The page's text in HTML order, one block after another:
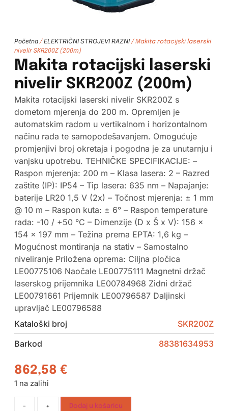
Početna/ ELEKTRIČNI STROJEVI RAZNI/ Makita rotacijski laserski
nivelir SKR200Z (200m)
Makita rotacijski laserski
nivelir SKR200Z (200m)
Makita rotacijski laserski nivelir SKR200Z s
dometom mjerenja do 200 m. Opremljen je
automatskim radom u vertikalnom i horizontalnom
načinu rada te samopodešavanjem. Omogućuje
promjenjivi broj okretaja i pogodna je za unutarnju i
vanjsku upotrebu. TEHNIČKE SPECIFIKACIJE: –
Raspon mjerenja: 200 m – Klasa lasera: 2 – Razred
zaštite (IP): IP54 – Tip lasera: 635 nm – Napajanje:
baterije LR20 1,5 V (2x) – Točnost mjerenja: ± 1 mm
@ 10 m – Raspon kuta: ± 6° – Raspon temperature
rada: -10 / +50 °C – Dimenzije (D x Š x V): 156 x
154 x 197 mm – Težina prema EPTA: 1,6 kg –
Mogućnost montiranja na stativ – Samostalno
niveliranje Priložena oprema: Ciljna pločica
LE00775106 Naočale LE00775111 Magnetni držač
laserskog prijemnika LE00784968 Zidni držač
LE00791661 Prijemnik LE00796587 Daljinski
upravljač LE00796588
Kataloški broj
SKR200Z
Barkod
88381634953
862,58 €
1 na zalihi
- + Dodaj u košaricu